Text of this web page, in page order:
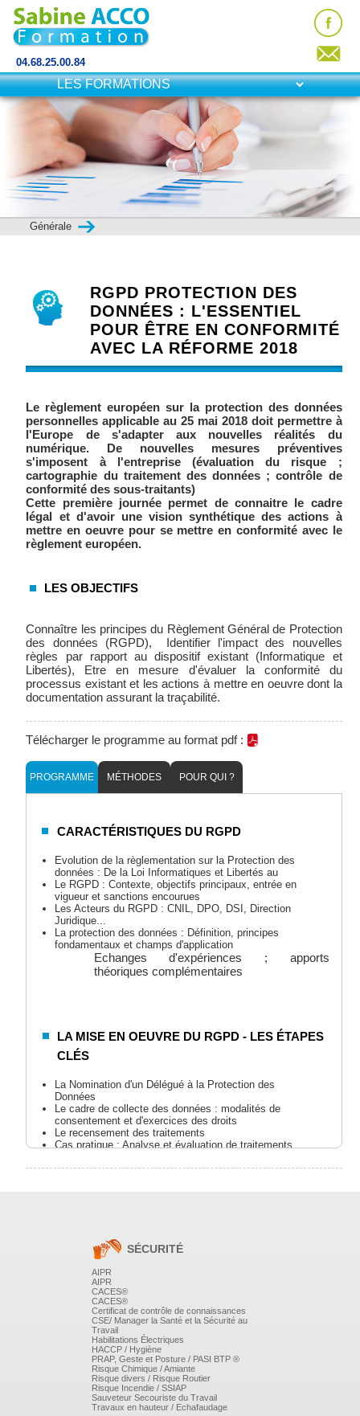
04.68.25.00.84
Générale
RGPD PROTECTION DES
DONNÉES : L'ESSENTIEL
POUR ÊTRE EN CONFORMITÉ
AVEC LA RÉFORME 2018
Le règlement européen sur la protection des données
personnelles applicable au 25 mai 2018 doit permettre à
l'Europe de s'adapter aux nouvelles réalités du
numérique. De nouvelles mesures préventives
s'imposent à l'entreprise (évaluation du risque ;
cartographie du traitement des données ; contrôle de
conformité des sous-traitants)
Cette première journée permet de connaitre le cadre
légal et d'avoir une vision synthétique des actions à
mettre en oeuvre pour se mettre en conformité avec le
règlement européen.
LES OBJECTIFS
Connaître les principes du Règlement Général de Protection
des données (RGPD), Identifier l'impact des nouvelles
règles par rapport au dispositif existant (Informatique et
Libertés), Etre en mesure d'évaluer la conformité du
processus existant et les actions à mettre en oeuvre dont la
documentation assurant la traçabilité.
Télécharger le programme au format pdf :
PROGRAMME MÉTHODES POUR QUI ?
CARACTÉRISTIQUES DU RGPD
Evolution de la règlementation sur la Protection des
données : De la Loi Informatiques et Libertés au
Le RGPD : Contexte, objectifs principaux, entrée en
vigueur et sanctions encourues
Les Acteurs du RGPD : CNIL, DPO, DSI, Direction
Juridique...
La protection des données : Définition, principes
fondamentaux et champs d'application
Echanges d'expériences ; apports
théoriques complémentaires
LA MISE EN OEUVRE DU RGPD - LES ÉTAPES
CLÉS
La Nomination d'un Délégué à la Protection des
Données
Le cadre de collecte des données : modalités de
consentement et d'exercices des droits
Le recensement des traitements
Cas pratique : Analyse et évaluation de traitements
l'étude d'impact ou Privacy Impact Assessement (PIA)
LA MISE EN CONFORMITÉ DES PROCESSUS
EXISTANTS DANS L'ENTREPRISE
La sécurisation des données : les impacts humains et
matériels
Atelier : Les documents internes impactés par la
sécurisation : charte informatique, règlement intérieur,
engagements de confidentialité,...
L'impact juridique du RGPD dans la relation avec les
sous-traitants : prévoir l'évolution contractuelle
SÉCURITÉ
AIPR
AIPR
CACES®
CACES®
Certificat de contrôle de connaissances
CSE/ Manager la Santé et la Sécurité au
Travail
Habilitations Électriques
HACCP / Hygiène
PRAP, Geste et Posture / PASI BTP ®
Risque Chimique / Amiante
Risque divers / Risque Routier
Risque Incendie / SSIAP
Sauveteur Secouriste du Travail
Travaux en hauteur / Echafaudage